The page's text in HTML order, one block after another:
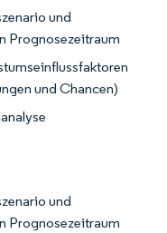
und
Prognosezeitraum
und Chancen)
und
Prognosezeitraum